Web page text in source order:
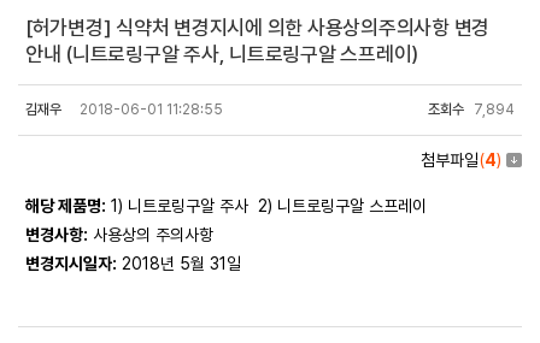
[허가변경] 식약처 변경지시에 의한 사용상의주의사항 변경
안내 (니트로링구알 주사, 니트로링구알 스프레이)
김재우 2018-06-01 11:28:55 조회수 7,894
첨부파일(4)
해당 제품명: 1) 니트로링구알 주사 2) 니트로링구알 스프레이
변경사항: 사용상의 주의사항
변경지시일자: 2018년 5월 31일